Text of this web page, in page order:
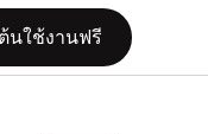
นใช้งานฟรี